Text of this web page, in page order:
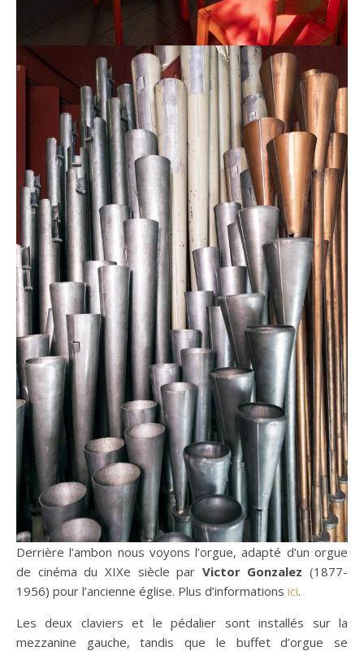
Derrière l’ambon nous voyons l’orgue, adapté d’un orgue
de cinéma du XIXe siècle par Victor Gonzalez (1877-
1956) pour l’ancienne église. Plus d’informations ici.
Les deux claviers et le pédalier sont installés sur la
mezzanine gauche, tandis que le buffet d’orgue se